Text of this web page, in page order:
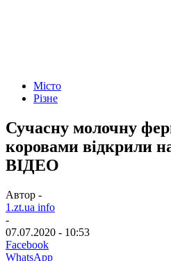
Місто
Різне
Сучасну молочну
коровами відкрили
ВІДЕО
Автор -
1.zt.ua info
-
07.07.2020 - 10:53
Facebook
WhatsApp